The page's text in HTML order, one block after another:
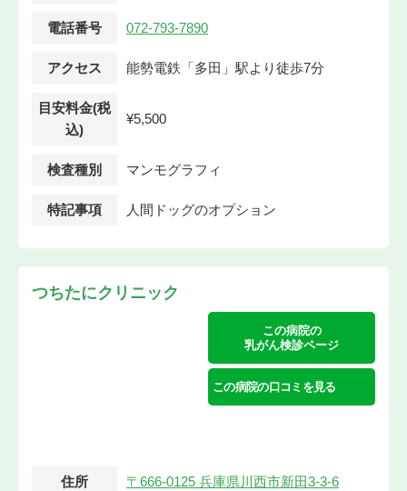
電話番号 072-793-7890
アクセス 能勢電鉄「多田」駅より徒歩7分
目安料金(税
込)
¥5,500
検査種別 マンモグラフィ
特記事項 人間ドッグのオプション
つちたにクリニック
この病院の
乳がん検診ページ
この病院の口コミを見る
住所 〒666-0125 兵庫県川西市新田3-3-6